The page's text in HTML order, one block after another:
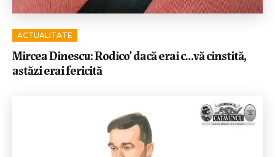
ACTUALITATE
Mircea Dinescu: Rodico’ dacă erai c…vă cinstită,
astăzi erai fericită